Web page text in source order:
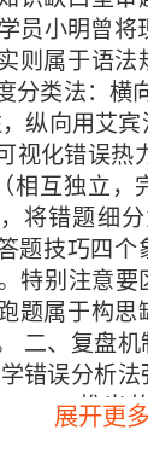
员小明曾
则属于语法
分类法：横
纵向用艾
视化错误热
相互独立，
将错题细
题技巧四个
特别注意
题属于构
二、复盘
错误分析
推出
出关键错误
展开更多